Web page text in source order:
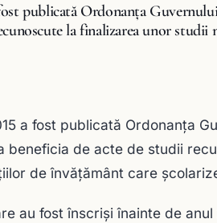
publicată Ordonanța
la finalizarea unor studii
a fost publicată Ordonanța
de acte de studii
de învăţământ care
au fost înscriși înainte de anul